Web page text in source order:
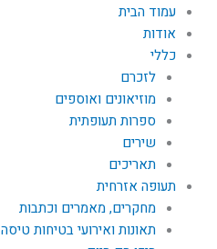
עמוד הבית
אודות
כללי
לזכרם
מוזיאונים ואוספים
ספרות תעופתית
שירים
תאריכים
תעופה אזרחית
מחקרים, מאמרים וכתבות
תאונות ואירועי בטיחות טיסה